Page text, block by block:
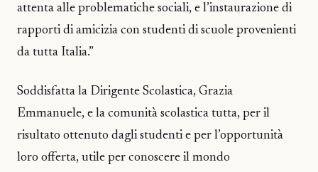
attenta alle problematiche sociali, e l’instaurazione di
rapporti di amicizia con studenti di scuole provenienti
da tutta Italia.”
Soddisfatta la Dirigente Scolastica, Grazia
Emmanuele, e la comunità scolastica tutta, per il
risultato ottenuto dagli studenti e per l’opportunità
loro offerta, utile per conoscere il mondo